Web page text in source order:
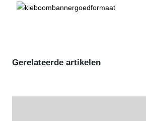
Gerelateerde artikelen